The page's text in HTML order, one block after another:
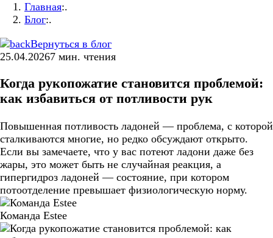
Главная:.
Блог:.
Вернуться в блог
25.04.20267 мин. чтения
Когда рукопожатие становится проблемой:
как избавиться от потливости рук
Повышенная потливость ладоней — проблема, с которой
сталкиваются многие, но редко обсуждают открыто.
Если вы замечаете, что у вас потеют ладони даже без
жары, это может быть не случайная реакция, а
гипергидроз ладоней — состояние, при котором
потоотделение превышает физиологическую норму.
Команда Estee